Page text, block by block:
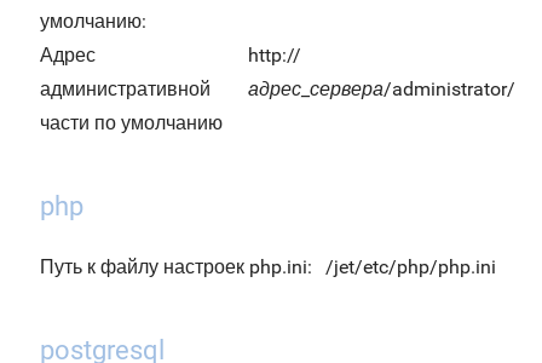
умолчанию:
Адрес
административной
части по умолчанию
http://
адрес_сервера/administrator/
php
Путь к файлу настроек php.ini: /jet/etc/php/php.ini
postgresql